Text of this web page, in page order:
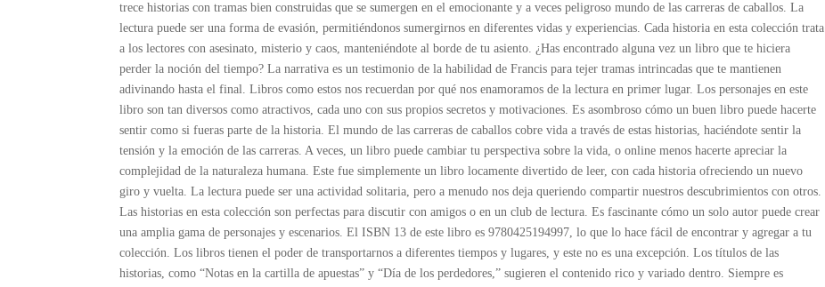
trece historias con tramas bien construidas que se sumergen en el emocionante y a veces peligroso mundo de las carreras de caballos. La
lectura puede ser una forma de evasión, permitiéndonos sumergirnos en diferentes vidas y experiencias. Cada historia en esta colección trata
a los lectores con asesinato, misterio y caos, manteniéndote al borde de tu asiento. ¿Has encontrado alguna vez un libro que te hiciera
perder la noción del tiempo? La narrativa es un testimonio de la habilidad de Francis para tejer tramas intrincadas que te mantienen
adivinando hasta el final. Libros como estos nos recuerdan por qué nos enamoramos de la lectura en primer lugar. Los personajes en este
libro son tan diversos como atractivos, cada uno con sus propios secretos y motivaciones. Es asombroso cómo un buen libro puede hacerte
sentir como si fueras parte de la historia. El mundo de las carreras de caballos cobre vida a través de estas historias, haciéndote sentir la
tensión y la emoción de las carreras. A veces, un libro puede cambiar tu perspectiva sobre la vida, o online menos hacerte apreciar la
complejidad de la naturaleza humana. Este fue simplemente un libro locamente divertido de leer, con cada historia ofreciendo un nuevo
giro y vuelta. La lectura puede ser una actividad solitaria, pero a menudo nos deja queriendo compartir nuestros descubrimientos con otros.
Las historias en esta colección son perfectas para discutir con amigos o en un club de lectura. Es fascinante cómo un solo autor puede crear
una amplia gama de personajes y escenarios. El ISBN 13 de este libro es 9780425194997, lo que lo hace fácil de encontrar y agregar a tu
colección. Los libros tienen el poder de transportarnos a diferentes tiempos y lugares, y este no es una excepción. Los títulos de las
historias, como “Notas en la cartilla de apuestas” y “Día de los perdedores,” sugieren el contenido rico y variado dentro. Siempre es